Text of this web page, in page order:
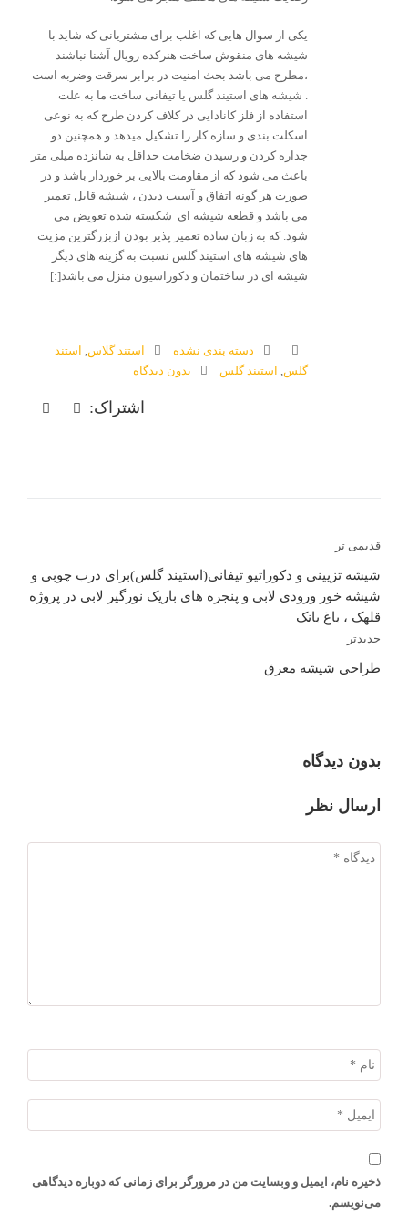
یکی از سوال هایی که اغلب برای مشتریانی که شاید با
شیشه های منقوش ساخت هنرکده رویال آشنا نباشند
،مطرح می باشد بحث امنیت در برابر سرقت وضربه است
. شیشه های استیند گلس یا تیفانی ساخت ما به علت
استفاده از فلز کانادایی در کلاف کردن طرح که به نوعی
اسکلت بندی و سازه کار را تشکیل میدهد و همچنین دو
جداره کردن و رسیدن ضخامت حداقل به شانزده میلی متر
باعث می شود که از مقاومت بالایی بر خوردار باشد و در
صورت هر گونه اتفاق و آسیب دیدن ، شیشه قابل تعمیر
می باشد و قطعه شیشه ای شکسته شده تعویض می
شود. که به زبان ساده تعمیر پذیر بودن ازبزرگترین مزیت
های شیشه های استیند گلس نسبت به گزینه های دیگر
شیشه ای در ساختمان و دکوراسیون منزل می باشد[:]
دسته بندی نشده استند گلاس, استند
گلس, استیند گلس بدون دیدگاه
اشتراک:
راهبری
نوشته
قدیمی تر
شیشه تزیینی و دکوراتیو تیفانی(استیند گلس)برای درب چوبی و
شیشه خور ورودی لابی و پنجره های باریک نورگیر لابی در پروژه
قلهک ، باغ بانک
جدیدتر
طراحی شیشه معرق
بدون دیدگاه
ارسال نظر
ذخیره نام، ایمیل و وبسایت من در مرورگر برای زمانی که دوباره دیدگاهی
می‌نویسم.